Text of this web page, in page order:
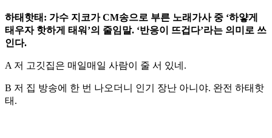
하태핫태: 가수 지코가 CM송으로 부른 노래가사 중 ‘하얗게
태우자 핫하게 태워’의 줄임말. ‘반응이 뜨겁다’라는 의미로 쓰
인다.
A 저 고깃집은 매일매일 사람이 줄 서 있네.
B 저 집 방송에 한 번 나오더니 인기 장난 아니야. 완전 하태핫
태.